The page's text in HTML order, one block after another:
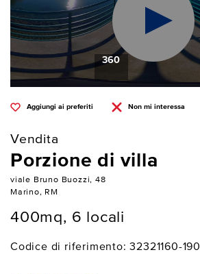
360
Aggiungi ai preferiti Non mi interessa
Vendita
Porzione di villa
viale Bruno Buozzi, 48
Marino, RM
400mq, 6 locali
Codice di riferimento: 32321160-190